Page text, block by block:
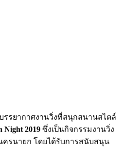
รยากาศงานวิ่งที่สนุกสนานสไตล์
Night 2019 ซึ่งเป็นกิจกรรมงานวิ่ง
ครนายก โดยได้รับการสนับสนุน